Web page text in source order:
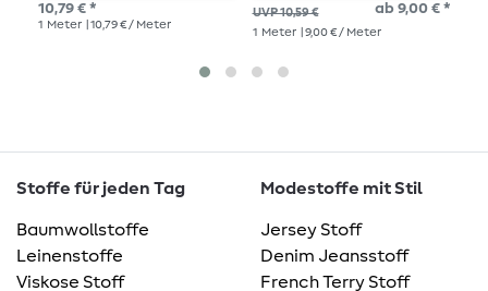
10,79 € *
1 Meter | 10,79 € / Meter
UVP 10,59 € ab 9,00 € *
1 Meter | 9,00 € / Meter
Stoffe für jeden Tag
Baumwollstoffe
Leinenstoffe
Viskose Stoff
Modestoffe mit Stil
Jersey Stoff
Denim Jeansstoff
French Terry Stoff